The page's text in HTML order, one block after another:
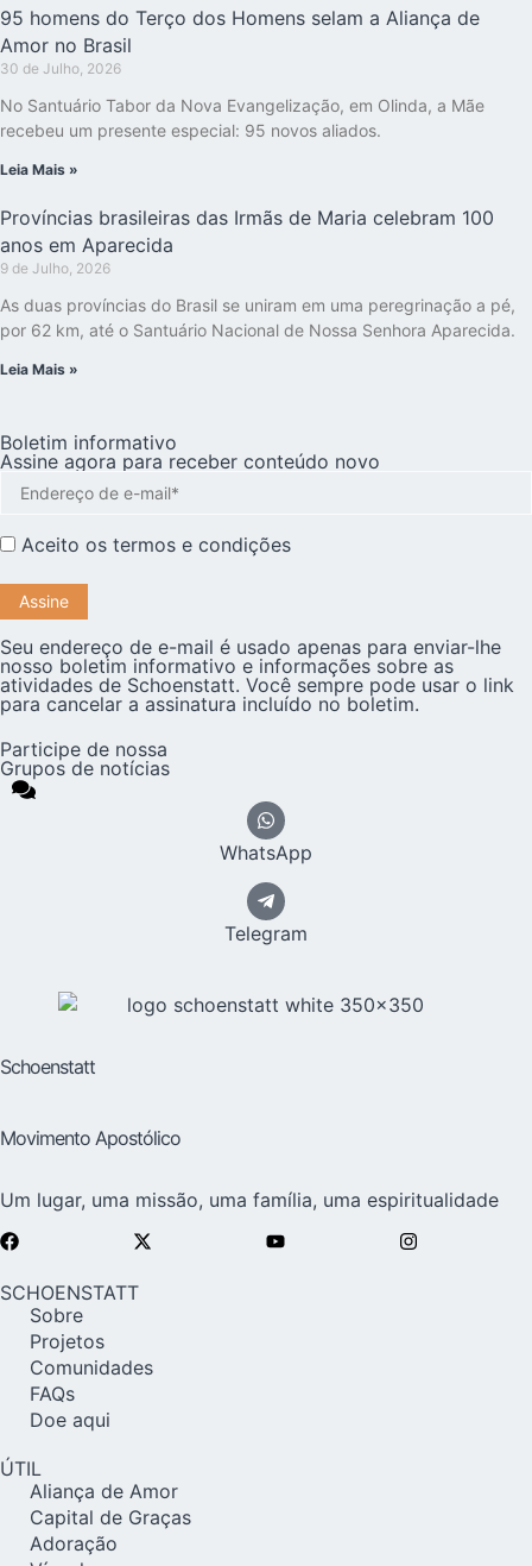
95 homens do Terço dos Homens selam a Aliança de
Amor no Brasil
30 de Julho, 2026
No Santuário Tabor da Nova Evangelização, em Olinda, a Mãe
recebeu um presente especial: 95 novos aliados.
Leia Mais »
Províncias brasileiras das Irmãs de Maria celebram 100
anos em Aparecida
9 de Julho, 2026
As duas províncias do Brasil se uniram em uma peregrinação a pé,
por 62 km, até o Santuário Nacional de Nossa Senhora Aparecida.
Leia Mais »
Boletim informativo
Assine agora para receber conteúdo novo
Aceito os termos e condições
Seu endereço de e-mail é usado apenas para enviar-lhe
nosso boletim informativo e informações sobre as
atividades de Schoenstatt. Você sempre pode usar o link
para cancelar a assinatura incluído no boletim.
Participe de nossa
Grupos de notícias
WhatsApp
Telegram
Schoenstatt
Movimento Apostólico
Um lugar, uma missão, uma família, uma espiritualidade
SCHOENSTATT
Sobre
Projetos
Comunidades
FAQs
Doe aqui
ÚTIL
Aliança de Amor
Capital de Graças
Adoração